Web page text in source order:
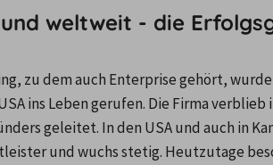
weltweit - die
zu dem auch Enterprise gehört, wurde
ins Leben gerufen. Die Firma
geleitet. In den USA und auch in
und wuchs stetig. Heutzutage